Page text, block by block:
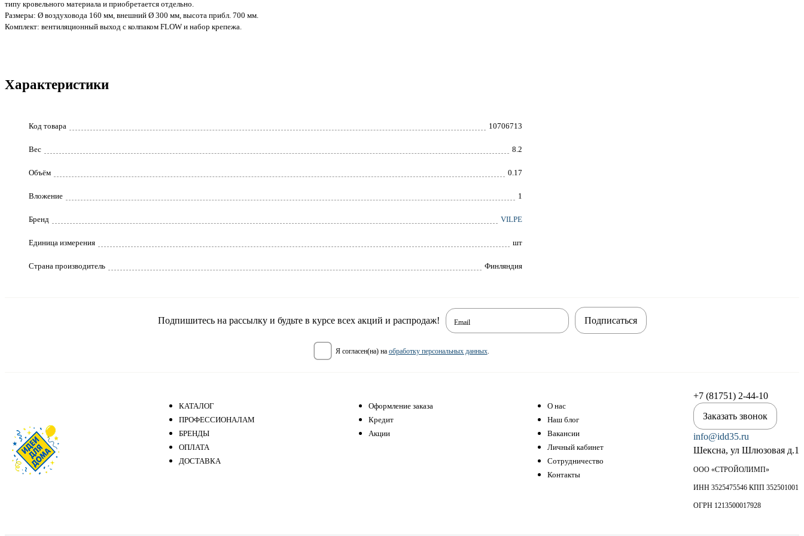
типу кровельного материала и приобретается отдельно.
Размеры: Ø воздуховода 160 мм, внешний Ø 300 мм, высота прибл. 700 мм.
Комплект: вентиляционный выход с колпаком FLOW и набор крепежа.
Характеристики
Код товара 10706713
Вес 8.2
Объём 0.17
Вложение 1
Бренд VILPE
Единица измерения шт
Страна производитель Финляндия
Подпишитесь на рассылку и будьте в курсе всех акций и распродаж! Email
я согласен(на) на обработку персональных данных.
Подписаться
КАТАЛОГ
ПРОФЕССИОНАЛАМ
БРЕНДЫ
ОПЛАТА
ДОСТАВКА
Оформление заказа
Кредит
Акции
О нас
Наш блог
Вакансии
Личный кабинет
Сотрудничество
Контакты
+7 (81751) 2-44-10
Заказать звонок
info@idd35.ru
Шексна, ул Шлюзовая д.1
ООО «СТРОЙОЛИМП»
ИНН 3525475546 КПП 352501001
ОГРН 1213500017928